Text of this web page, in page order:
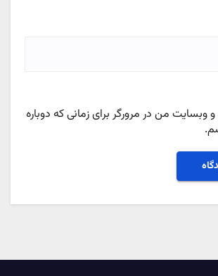
وبسایت من در مرورگر برای زمانی که دوباره